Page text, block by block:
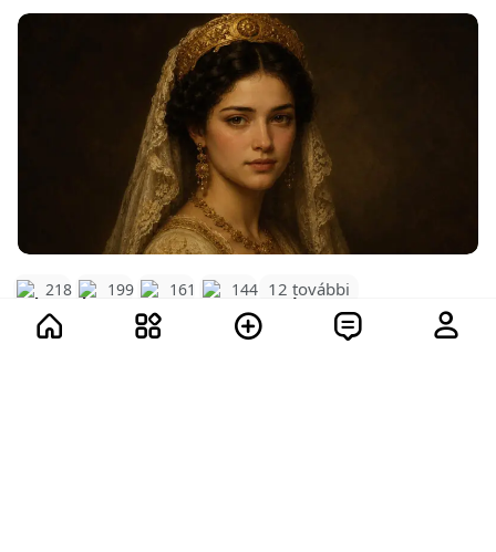
218 199 161 144 12 további
735 107.7K